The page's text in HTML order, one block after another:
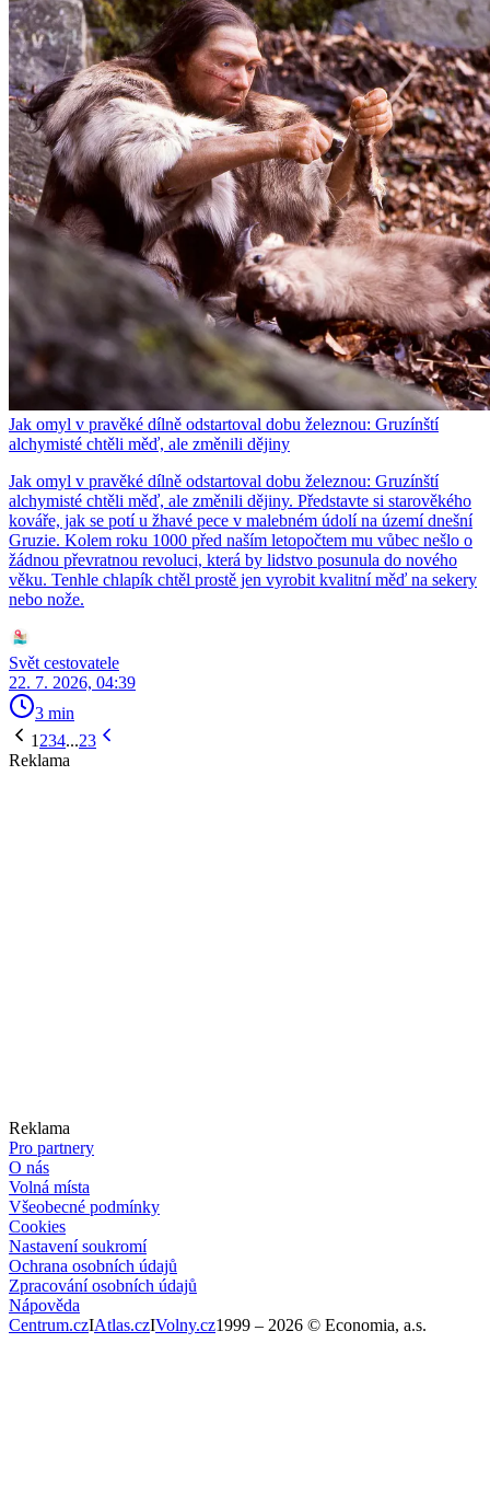
Jak omyl v pravěké dílně odstartoval dobu železnou: Gruzínští
alchymisté chtěli měď, ale změnili dějiny
Jak omyl v pravěké dílně odstartoval dobu železnou: Gruzínští
alchymisté chtěli měď, ale změnili dějiny. Představte si starověkého
kováře, jak se potí u žhavé pece v malebném údolí na území dnešní
Gruzie. Kolem roku 1000 před naším letopočtem mu vůbec nešlo o
žádnou převratnou revoluci, která by lidstvo posunula do nového
věku. Tenhle chlapík chtěl prostě jen vyrobit kvalitní měď na sekery
nebo nože.
Svět cestovatele
22. 7. 2026, 04:39
3 min
1 234...23
Reklama
Reklama
Pro partnery
O nás
Volná místa
Všeobecné podmínky
Cookies
Nastavení soukromí
Ochrana osobních údajů
Zpracování osobních údajů
Nápověda
Centrum.czIAtlas.czIVolny.cz1999 – 2026 © Economia, a.s.